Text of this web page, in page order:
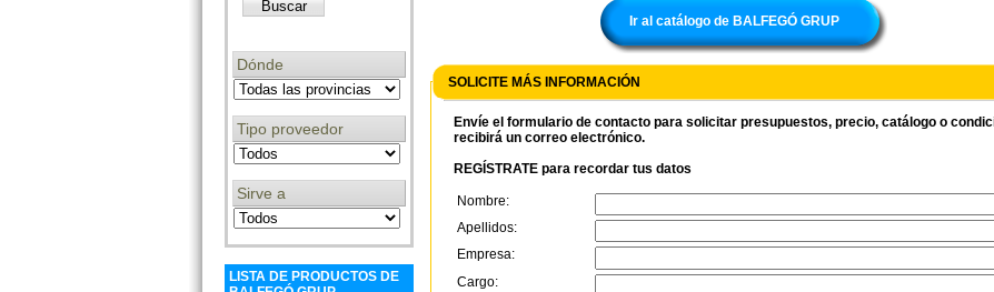
Dónde
Tipo proveedor
Sirve a
LISTA DE PRODUCTOS DE
Ir al catálogo de BALFEGÓ GRUP
SOLICITE MÁS INFORMACIÓN
Envíe el formulario de contacto para solicitar presupuestos, precio, catálogo o
recibirá un correo electrónico.
REGÍSTRATE para recordar tus datos
Nombre:
Apellidos:
Empresa:
Cargo: